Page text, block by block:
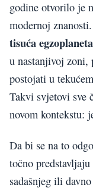
godine otvorilo je
modernoj
tisuća egzoplaneta
u nastanjivoj zoni,
postojati u
Takvi svjetovi sve
novom kontekstu:
Da bi se na to
točno
sadašnjeg ili